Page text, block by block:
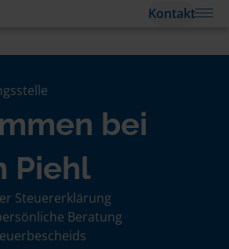
Kontakt
bei
Piehl
Steuererklärung
Beratung